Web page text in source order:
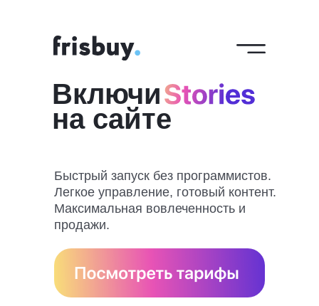
Быстрый запуск без программистов.
Легкое управление, готовый контент.
Максимальная вовлеченность и
продажи.
Включи
на сайте